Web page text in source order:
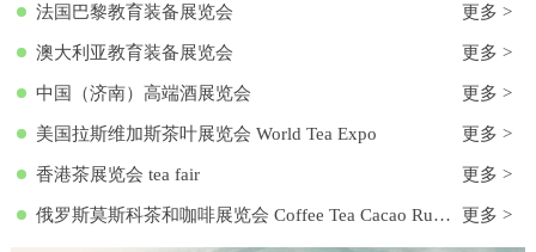
法国巴黎教育装备展览会 更多 >
澳大利亚教育装备展览会 更多 >
中国（济南）高端酒展览会 更多 >
美国拉斯维加斯茶叶展览会 World Tea Expo 更多 >
香港茶展览会 tea fair 更多 >
俄罗斯莫斯科茶和咖啡展览会 Coffee Tea Cacao Russian Expo 更多 >